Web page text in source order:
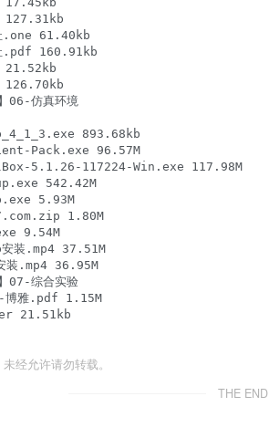
127.31kb
.one 61.40kb
.pdf 160.91kb
21.52kb
126.70kb
06-仿真环境
893.68kb
Pack.exe 96.57M
5.1.26-117224-Win.exe 117.98M
542.42M
5.93M
1.80M
9.54M
装.mp4 37.51M
装.mp4 36.95M
07-综合实验
-博雅.pdf 1.15M
经允许请勿转载。
THE END